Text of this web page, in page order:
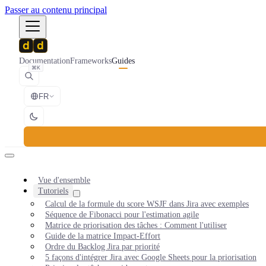
Passer au contenu principal
DocumentationFrameworksGuides
⌘K
FR
Vue d'ensemble
Tutoriels
Calcul de la formule du score WSJF dans Jira avec exemples
Séquence de Fibonacci pour l'estimation agile
Matrice de priorisation des tâches : Comment l'utiliser
Guide de la matrice Impact-Effort
Ordre du Backlog Jira par priorité
5 façons d'intégrer Jira avec Google Sheets pour la priorisation